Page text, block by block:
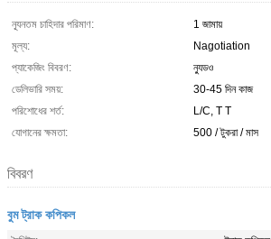
ন্যূনতম চাহিদার পরিমাণ:
1 জামায়
মূল্য:
Nagotiation
প্যাকেজিং বিবরণ:
ন্যুডও
ডেলিভারি সময়:
30-45 দিন কাজ
পরিশোধের শর্ত:
L/C, T T
যোগানের ক্ষমতা:
500 / টুকরা / মাস
বিবরণ
বুম ট্রাক কপিকল